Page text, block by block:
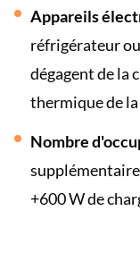
Appareils
réfrigérateur
dégagent de la
thermique de la
Nombre
+600 W de